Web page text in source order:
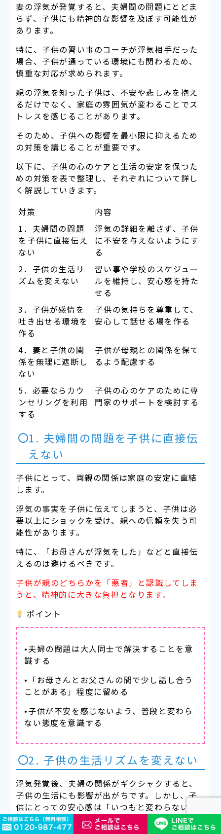
妻の浮気が発覚すると、夫婦間の問題にとどま
らず、子供にも精神的な影響を及ぼす可能性が
あります。
特に、子供の習い事のコーチが浮気相手だった
場合、子供が通っている環境にも関わるため、
慎重な対応が求められます。
親の浮気を知った子供は、不安や悲しみを抱え
るだけでなく、家庭の雰囲気が変わることでス
トレスを感じることがあります。
そのため、子供への影響を最小限に抑えるため
の対策を講じることが重要です。
以下に、子供の心のケアと生活の安定を保つた
めの対策を表で整理し、それぞれについて詳し
く解説していきます。
対策
内容
1．夫婦間の問題
を子供に直接伝え
ない
浮気の詳細を離さず、子供
に不安を与えないようにす
る
2．子供の生活リ
ズムを変えない
習い事や学校のスケジュー
ルを維持し、安心感を持た
せる
3．子供が感情を
吐き出せる環境を
作る
子供の気持ちを尊重して、
安心して話せる場を作る
4．妻と子供の関
係を無理に遮断し
ない
子供が母親との関係を保て
るよう配慮する
5．必要ならカウ
ンセリングを利用
する
子供の心のケアのために専
門家のサポートを検討する
1. 夫婦間の問題を子供に直接伝
えない
子供にとって、両親の関係は家庭の安定に直結
します。
浮気の事実を子供に伝えてしまうと、子供は必
要以上にショックを受け、親への信頼を失う可
能性があります。
特に、「お母さんが浮気をした」などと直接伝
えるのは避けるべきです。
子供が親のどちらかを「悪者」と認識してしま
うと、精神的に大きな負担となります。
ポイント
•夫婦の問題は大人同士で解決することを意
識する
•「お母さんとお父さんの間で少し話し合う
ことがある」程度に留める
•子供が不安を感じないよう、普段と変わら
ない態度を意識する
2. 子供の生活リズムを変えない
浮気発覚後、夫婦の関係がギクシャクすると、
子供の生活にも影響が出がちです。しかし、子
供にとっての安心感は「いつもと変わらない生
活」を続けることにあります。